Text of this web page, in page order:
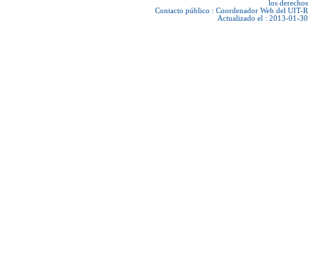
los derechos
Contacto público : Coordenador Web del UIT-R
Actualizado el : 2013-01-30